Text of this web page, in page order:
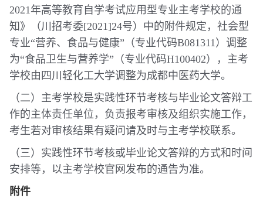
2021年高等教育自学考试应用型专业主考学校的通
知》（川招考委[2021]24号）中的附件规定，社会型
专业“营养、食品与健康”（专业代码B081311）调整
为“食品卫生与营养学”（专业代码H100402），主考
学校由四川轻化工大学调整为成都中医药大学。
（二）主考学校是实践性环节考核与毕业论文答辩工
作的主体责任单位，负责报考审核及组织实施工作，
考生若对审核结果有疑问请及时与主考学校联系。
（三）实践性环节考核或毕业论文答辩的方式和时间
安排等，以主考学校官网发布的通告为准。
附件